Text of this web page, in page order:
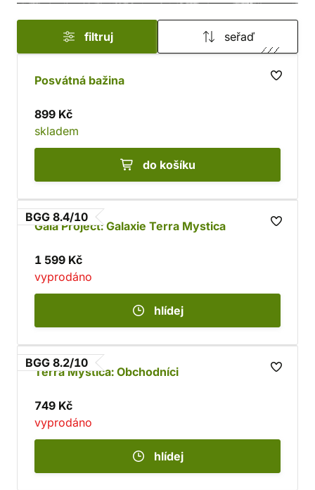
filtruj seřaď
Posvátná bažina
899 Kč
skladem
do košíku
BGG 8.4/10
Gaia Project: Galaxie Terra Mystica
1 599 Kč
vyprodáno
hlídej
BGG 8.2/10
Terra Mystica: Obchodníci
749 Kč
vyprodáno
hlídej